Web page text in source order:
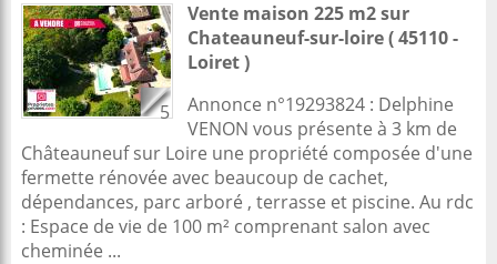
5
Vente maison 225 m2sur
Chateauneuf-sur-loire( 45110 -
Loiret )
Annonce n°19293824 : Delphine
VENON vous présente à 3 km de
Châteauneuf sur Loire une propriété composée d'une
fermette rénovée avec beaucoup de cachet,
dépendances, parc arboré , terrasse et piscine. Au rdc
: Espace de vie de 100 m² comprenant salon avec
cheminée ...